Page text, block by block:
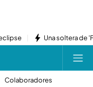
Una soltera de
Colaboradores